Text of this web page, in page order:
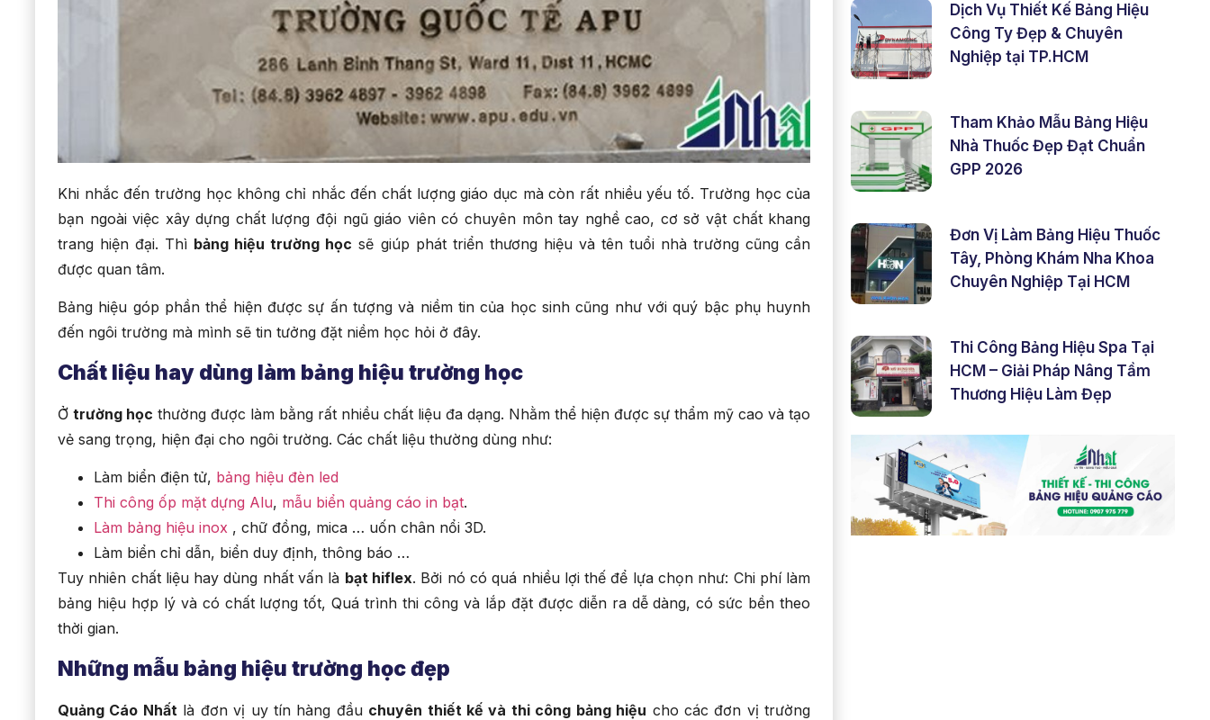
Khi nhắc đến trường học không chỉ nhắc đến chất lượng giáo dục mà còn rất nhiều yếu tố. Trường học của
bạn ngoài việc xây dựng chất lượng đội ngũ giáo viên có chuyên môn tay nghề cao, cơ sở vật chất khang
trang hiện đại. Thì bảng hiệu trường học sẽ giúp phát triển thương hiệu và tên tuổi nhà trường cũng cần
được quan tâm.
Bảng hiệu góp phần thể hiện được sự ấn tượng và niềm tin của học sinh cũng như với quý bậc phụ huynh
đến ngôi trường mà mình sẽ tin tưởng đặt niềm học hỏi ở đây.
Chất liệu hay dùng làm bảng hiệu trường học
Ởtrường học thường được làm bằng rất nhiều chất liệu đa dạng. Nhằm thể hiện được sự thẩm mỹ cao và tạo
vẻ sang trọng, hiện đại cho ngôi trường. Các chất liệu thường dùng như:
Làm biển điện tử, bảng hiệu đèn led
Thi công ốp mặt dựng Alu, mẫu biển quảng cáo in bạt.
Làm bảng hiệu inox , chữ đồng, mica … uốn chân nổi 3D.
Làm biển chỉ dẫn, biển duy định, thông báo …
Tuy nhiên chất liệu hay dùng nhất vấn là bạt hiflex. Bởi nó có quá nhiều lợi thế để lựa chọn như: Chi phí làm
bảng hiệu hợp lý và có chất lượng tốt, Quá trình thi công và lắp đặt được diễn ra dễ dàng, có sức bền theo
thời gian.
Những mẫu bảng hiệu trường học đẹp
Quảng Cáo Nhất là đơn vị uy tín hàng đầu chuyên thiết kế và thi công bảng hiệu cho các đơn vị trường
Dịch Vụ Thiết Kế Bảng Hiệu
Công Ty Đẹp & Chuyên
Nghiệp tại TP.HCM
Tham Khảo Mẫu Bảng Hiệu
Nhà Thuốc Đẹp Đạt Chuẩn
GPP 2026
Đơn Vị Làm Bảng Hiệu Thuốc
Tây, Phòng Khám Nha Khoa
Chuyên Nghiệp Tại HCM
Thi Công Bảng Hiệu Spa Tại
HCM – Giải Pháp Nâng Tầm
Thương Hiệu Làm Đẹp